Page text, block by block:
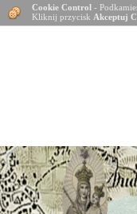
Cookie Control -
Kliknij przycisk Akceptuj